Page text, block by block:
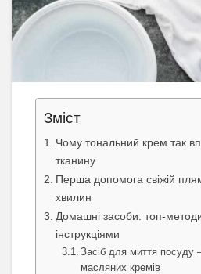
Зміст
Чому тональний крем так
тканину
Перша допомога свіжій
хвилин
Домашні засоби: топ-
інструкціями
Засіб для миття посуду
масляних кремів